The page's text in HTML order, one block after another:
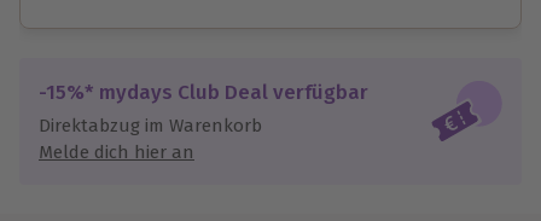
Jeder Gutschein für alle Erlebnisse einlösbar.
Maximale Sicherheit
10 Jahre gültig & verlängerbar.
-15%* mydays Club Deal verfügbar
Direktabzug im Warenkorb
Melde dich hier an